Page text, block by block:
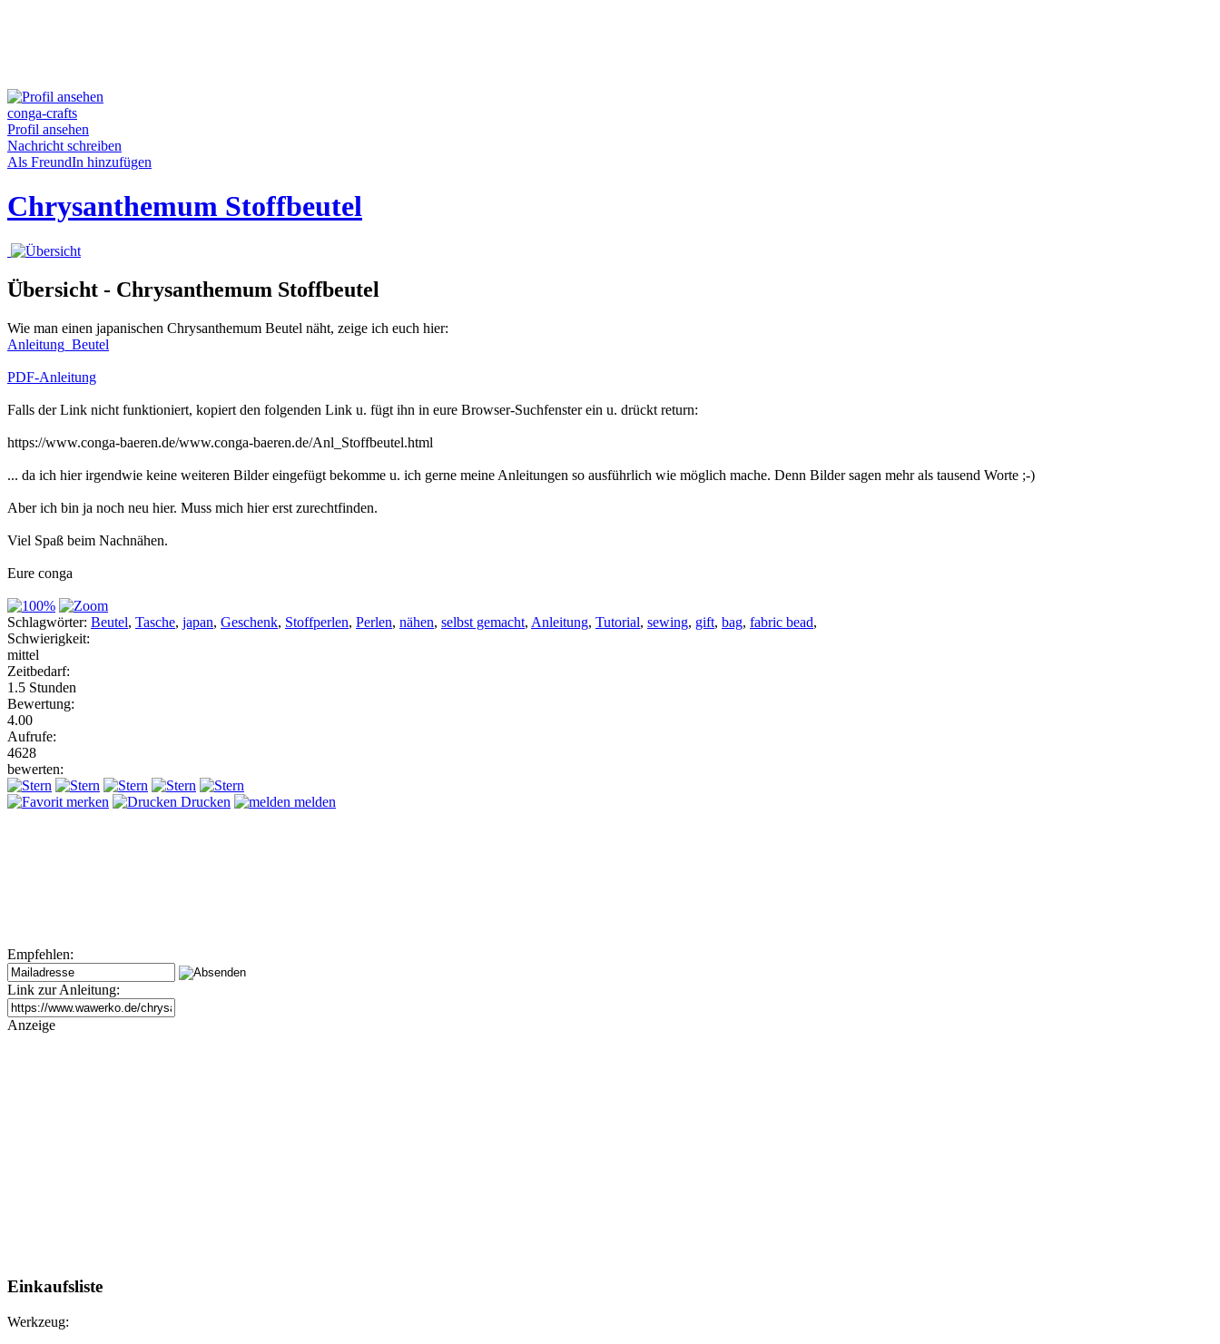
conga-crafts
Profil ansehen
Nachricht schreiben
Als FreundIn hinzufügen
Chrysanthemum Stoffbeutel
Übersicht - Chrysanthemum Stoffbeutel
Wie man einen japanischen Chrysanthemum Beutel näht, zeige ich euch hier:
Anleitung_Beutel
PDF-Anleitung
Falls der Link nicht funktioniert, kopiert den folgenden Link u. fügt ihn in eure Browser-Suchfenster ein u. drückt return:
https://www.conga-baeren.de/www.conga-baeren.de/Anl_Stoffbeutel.html
... da ich hier irgendwie keine weiteren Bilder eingefügt bekomme u. ich gerne meine Anleitungen so ausführlich wie möglich mache. Denn Bilder sagen mehr als tausend Worte ;-)
Aber ich bin ja noch neu hier. Muss mich hier erst zurechtfinden.
Viel Spaß beim Nachnähen.
Eure conga
Schlagwörter: Beutel, Tasche, japan, Geschenk, Stoffperlen, Perlen, nähen, selbst gemacht, Anleitung, Tutorial, sewing, gift, bag, fabric bead,
Schwierigkeit:
mittel
Zeitbedarf:
1.5 Stunden
Bewertung:
4.00
Aufrufe:
4628
bewerten:
merken Drucken melden
Empfehlen:
Link zur Anleitung:
Anzeige
Einkaufsliste
Werkzeug: